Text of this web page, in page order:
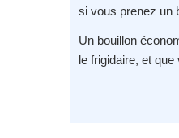
si vous prenez un
Un bouillon
le frigidaire, et